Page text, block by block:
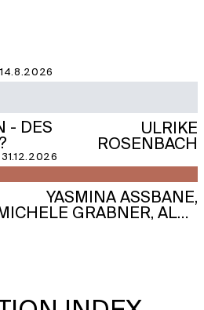
14.8.2026
- DES
ULRIKE
ROSENBACH
31.12.2026
YASMINA ASSBANE,
GRABNER, ALEX